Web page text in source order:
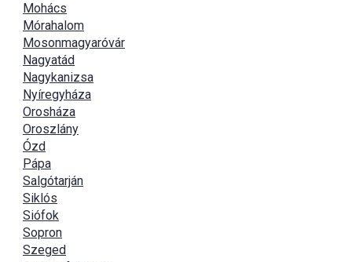
Mohács
Mórahalom
Mosonmagyaróvár
Nagyatád
Nagykanizsa
Nyíregyháza
Orosháza
Oroszlány
Ózd
Pápa
Salgótarján
Siklós
Siófok
Sopron
Szeged